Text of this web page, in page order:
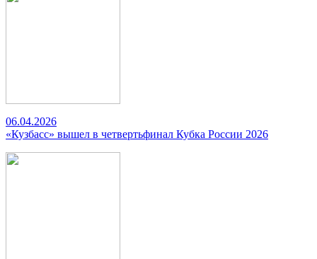
06.04.2026
«Кузбасс» вышел в четвертьфинал Кубка России 2026